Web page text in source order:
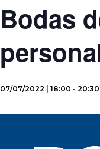
Bodas
07/07/2022 | 18:00 - 20:30